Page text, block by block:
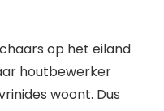
op het eiland
houtbewerker
woont. Dus